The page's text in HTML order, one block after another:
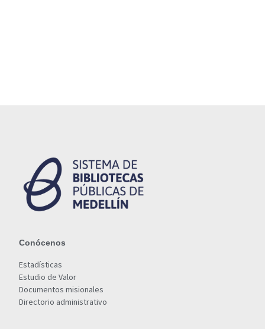
Conócenos
Estadísticas
Estudio de Valor
Documentos misionales
Directorio administrativo